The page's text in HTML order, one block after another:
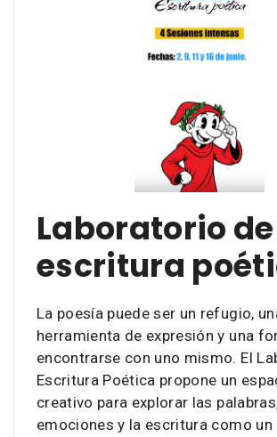
Laboratorio de
escritura
La poesía puede ser un refugio,
herramienta de expresión y una
encontrarse con uno mismo. El
Escritura Poética propone un
creativo para explorar las
emociones y la escritura como un